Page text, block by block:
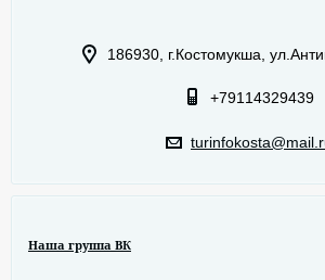
186930, г.Костомукша,
+79114329439
Наша группа ВК